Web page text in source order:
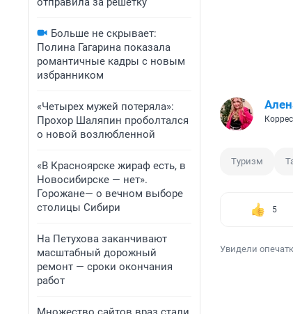
Больше не скрывает:
Полина Гагарина показала
романтичные кадры с новым
избранником
«Четырех мужей потеряла»:
Прохор Шаляпин проболтался
о новой возлюбленной
«В Красноярске жираф есть, в
Новосибирске — нет».
Горожане— о вечном выборе
столицы Сибири
На Петухова заканчивают
масштабный дорожный
ремонт — сроки окончания
работ
Туризм
5
Увидели